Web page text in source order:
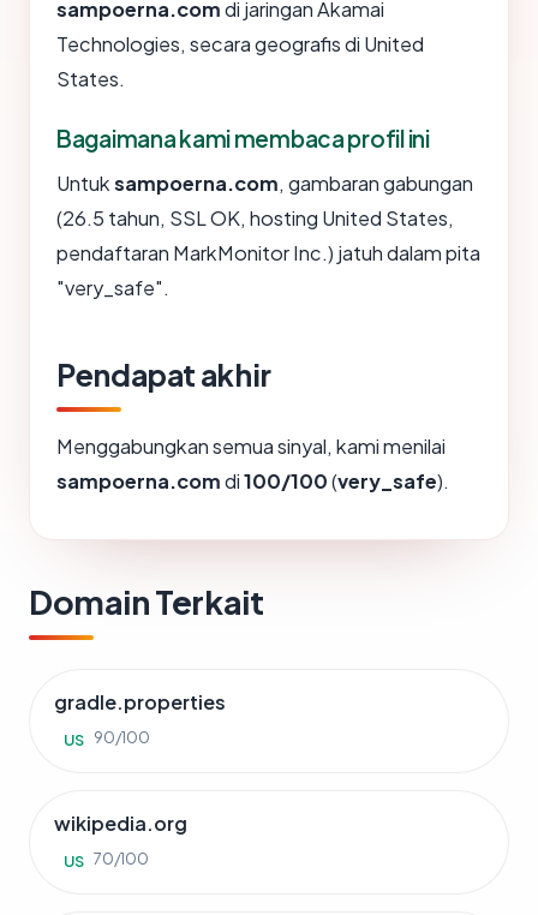
sampoerna.comdi jaringan Akamai
Technologies, secara geografis di United
States.
Bagaimana kami membaca profil ini
Untuksampoerna.com, gambaran gabungan
(26.5 tahun, SSL OK, hosting United States,
pendaftaran MarkMonitor Inc.) jatuh dalam pita
"very_safe".
Pendapat akhir
Menggabungkan semua sinyal, kami menilai
sampoerna.comdi100/100(very_safe).
Domain Terkait
gradle.properties
US 90/100
wikipedia.org
US 70/100